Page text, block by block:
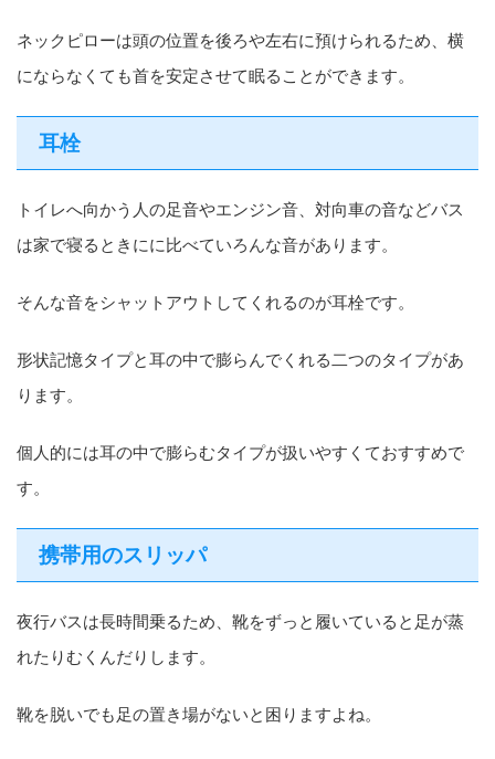
ネックピローは頭の位置を後ろや左右に預けられるため、横
にならなくても首を安定させて眠ることができます。
耳栓
トイレへ向かう人の足音やエンジン音、対向車の音などバス
は家で寝るときにに比べていろんな音があります。
そんな音をシャットアウトしてくれるのが耳栓です。
形状記憶タイプと耳の中で膨らんでくれる二つのタイプがあ
ります。
個人的には耳の中で膨らむタイプが扱いやすくておすすめで
す。
携帯用のスリッパ
夜行バスは長時間乗るため、靴をずっと履いていると足が蒸
れたりむくんだりします。
靴を脱いでも足の置き場がないと困りますよね。